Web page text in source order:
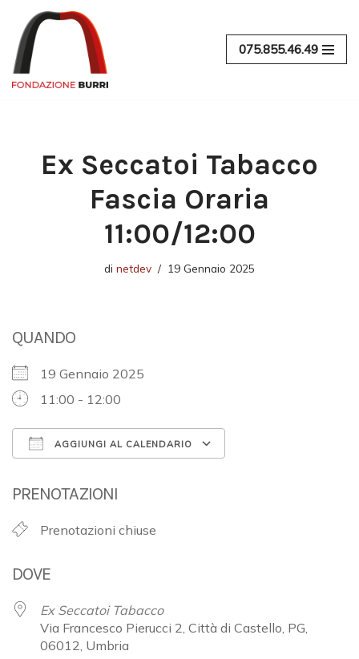
Vai
al
contenuto
075.855.46.49
Ex Seccatoi Tabacco
Fascia Oraria
11:00/12:00
di netdev 19 Gennaio 2025
QUANDO
19 Gennaio 2025
11:00 - 12:00
AGGIUNGI AL CALENDARIO
PRENOTAZIONI
Prenotazioni chiuse
DOVE
Ex Seccatoi Tabacco
Via Francesco Pierucci 2, Città di Castello, PG,
06012, Umbria